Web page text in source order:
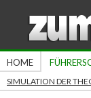
HOME
SIMULATION DER